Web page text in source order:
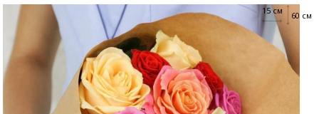
60 см
15 см